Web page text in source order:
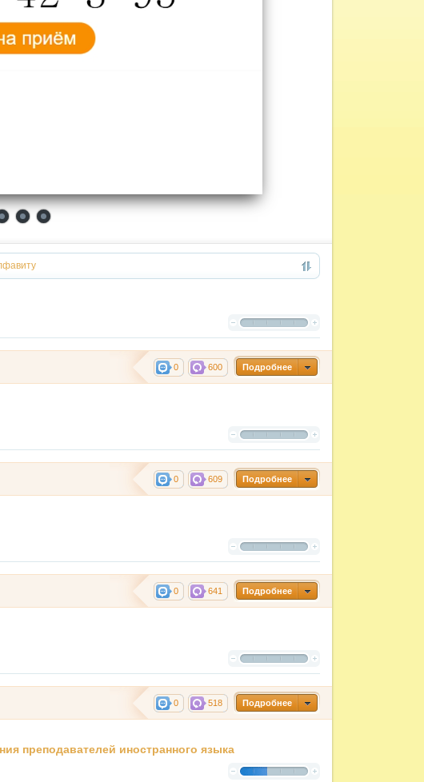
Подробнее
600
0
Подробнее
609
0
Подробнее
641
0
Подробнее
518
0
преподавателей иностранного языка